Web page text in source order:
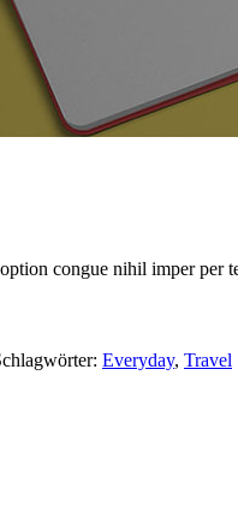
congue nihil imper per
Everyday, Travel